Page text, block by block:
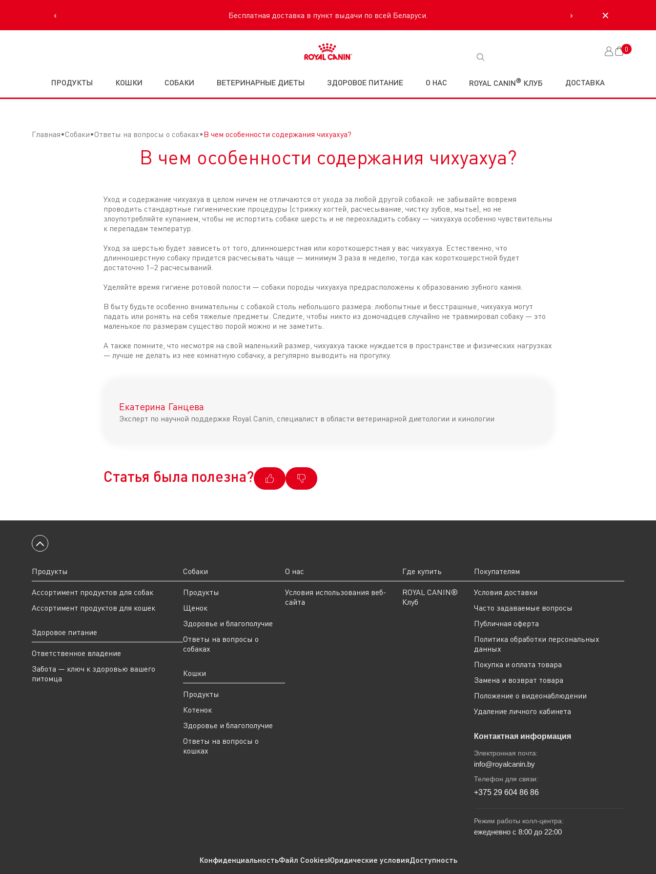
‹ Бесплатная доставка в пункт выдачи по всей Беларуси. › ✕
Корзина
0
ПРОДУКТЫ КОШКИ СОБАКИ ВЕТЕРИНАРНЫЕ ДИЕТЫ ЗДОРОВОЕ ПИТАНИЕ О НАС ROYAL CANIN® КЛУБ ДОСТАВКА
Главная Собаки Ответы на вопросы о собаках В чем особенности содержания чихуахуа?
В чем особенности содержания чихуахуа?
Уход и содержание чихуахуа в целом ничем не отличаются от ухода за любой другой собакой: не забывайте вовремя
проводить стандартные гигиенические процедуры (стрижку когтей, расчесывание, чистку зубов, мытье), но не
злоупотребляйте купанием, чтобы не испортить собаке шерсть и не переохладить собаку — чихуахуа особенно чувствительны
к перепадам температур.
Уход за шерстью будет зависеть от того, длинношерстная или короткошерстная у вас чихуахуа. Естественно, что
длинношерстную собаку придется расчесывать чаще — минимум 3 раза в неделю, тогда как короткошерстной будет
достаточно 1–2 расчесываний.
Уделяйте время гигиене ротовой полости — собаки породы чихуахуа предрасположены к образованию зубного камня.
В быту будьте особенно внимательны с собакой столь небольшого размера: любопытные и бесстрашные, чихуахуа могут
падать или ронять на себя тяжелые предметы. Следите, чтобы никто из домочадцев случайно не травмировал собаку — это
маленькое по размерам существо порой можно и не заметить.
А также помните, что несмотря на свой маленький размер, чихуахуа также нуждается в пространстве и физических нагрузках
— лучше не делать из нее комнатную собачку, а регулярно выводить на прогулку.
Екатерина Ганцева
Эксперт по научной поддержке Royal Canin, специалист в области ветеринарной диетологии и кинологии
Статья была полезна?
Вернуться к началу
Продукты
Ассортимент продуктов для собак
Ассортимент продуктов для кошек
Здоровое питание
Ответственное владение
Забота — ключ к здоровью вашего
питомца
Собаки
Продукты
Щенок
Здоровье и благополучие
Ответы на вопросы о
собаках
Кошки
Продукты
Котенок
Здоровье и благополучие
Ответы на вопросы о
кошках
О нас
Условия использования веб-
сайта
Где купить
ROYAL CANIN®
Клуб
Покупателям
Условия доставки
Часто задаваемые вопросы
Публичная оферта
Политика обработки персональных
данных
Покупка и оплата товара
Замена и возврат товара
Положение о видеонаблюдении
Удаление личного кабинета
Контактная информация
Электронная почта:
info@royalcanin.by
Телефон для связи:
+375 29 604 86 86
Режим работы колл-центра:
ежедневно с 8:00 до 22:00
КонфиденциальностьФайл CookiesЮридические условияДоступность